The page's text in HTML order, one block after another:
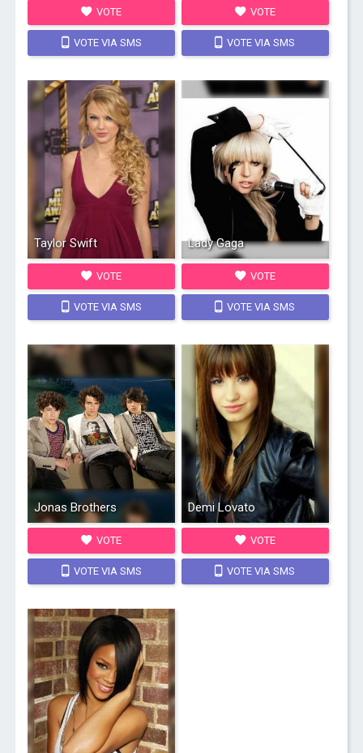
VOTE
VOTE VIA SMS
VOTE
VOTE VIA SMS
Taylor Swift
VOTE
VOTE VIA SMS
Lady Gaga
VOTE
VOTE VIA SMS
Jonas Brothers
VOTE
VOTE VIA SMS
Demi Lovato
VOTE
VOTE VIA SMS